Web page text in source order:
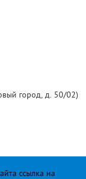
город, д. 50/02)
ссылка на